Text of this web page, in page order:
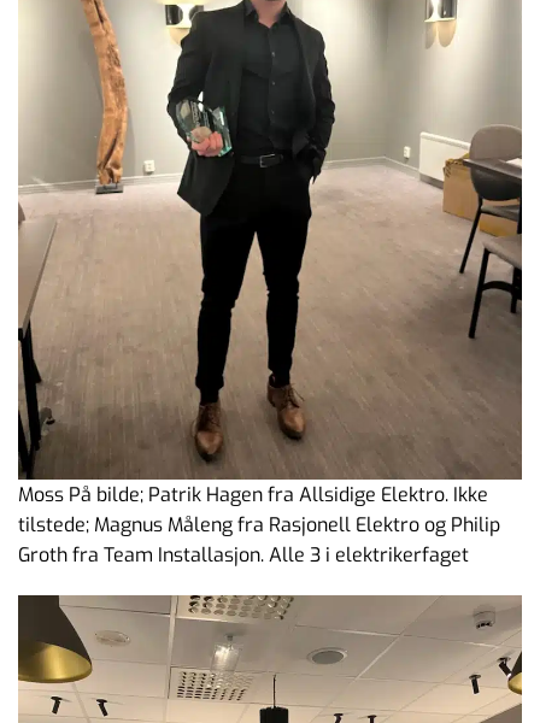
Moss På bilde; Patrik Hagen fra Allsidige Elektro. Ikke
tilstede; Magnus Måleng fra Rasjonell Elektro og Philip
Groth fra Team Installasjon. Alle 3 i elektrikerfaget